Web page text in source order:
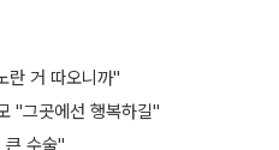
란 거 따오니까"
"그곳에선 행복하길"
큰 수술"